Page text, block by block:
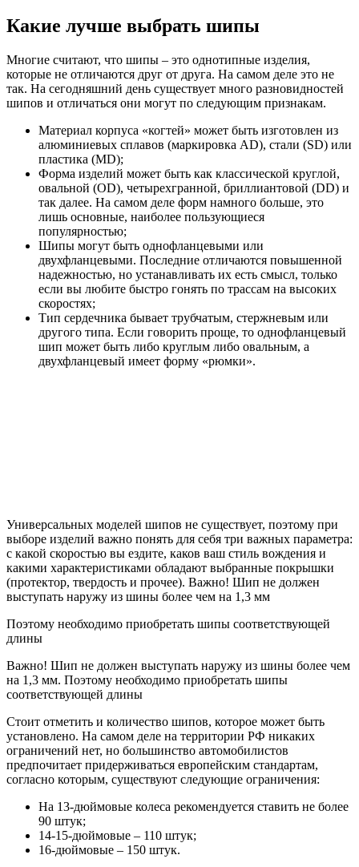
Какие лучше выбрать шипы
Многие считают, что шипы – это однотипные изделия,
которые не отличаются друг от друга. На самом деле это не
так. На сегодняшний день существует много разновидностей
шипов и отличаться они могут по следующим признакам.
Материал корпуса «когтей» может быть изготовлен из
алюминиевых сплавов (маркировка AD), стали (SD) или
пластика (MD);
Форма изделий может быть как классической круглой,
овальной (OD), четырехгранной, бриллиантовой (DD) и
так далее. На самом деле форм намного больше, это
лишь основные, наиболее пользующиеся
популярностью;
Шипы могут быть однофланцевыми или
двухфланцевыми. Последние отличаются повышенной
надежностью, но устанавливать их есть смысл, только
если вы любите быстро гонять по трассам на высоких
скоростях;
Тип сердечника бывает трубчатым, стержневым или
другого типа. Если говорить проще, то однофланцевый
шип может быть либо круглым либо овальным, а
двухфланцевый имеет форму «рюмки».
Универсальных моделей шипов не существует, поэтому при
выборе изделий важно понять для себя три важных параметра:
с какой скоростью вы ездите, каков ваш стиль вождения и
какими характеристиками обладают выбранные покрышки
(протектор, твердость и прочее). Важно! Шип не должен
выступать наружу из шины более чем на 1,3 мм
Поэтому необходимо приобретать шипы соответствующей
длины
Важно! Шип не должен выступать наружу из шины более чем
на 1,3 мм. Поэтому необходимо приобретать шипы
соответствующей длины
Стоит отметить и количество шипов, которое может быть
установлено. На самом деле на территории РФ никаких
ограничений нет, но большинство автомобилистов
предпочитает придерживаться европейским стандартам,
согласно которым, существуют следующие ограничения:
На 13-дюймовые колеса рекомендуется ставить не более
90 штук;
14-15-дюймовые – 110 штук;
16-дюймовые – 150 штук.